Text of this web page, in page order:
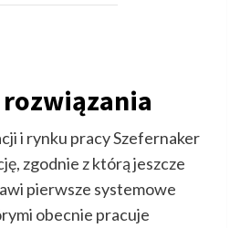
i rynku pracy Szefernaker
zgodnie z którą jeszcze
pierwsze systemowe
obecnie pracuje